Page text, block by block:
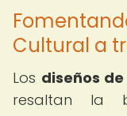
Cultural a
Los diseños
resaltan la